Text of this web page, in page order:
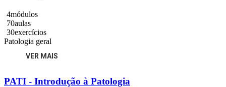
4módulos
70aulas
30exercícios
Patologia geral
VER MAIS
PATI - Introdução à Patologia